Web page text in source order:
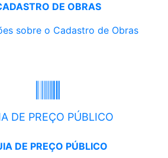
DE OBRAS
sobre o Cadastro de Obras
DE PREÇO PÚBLICO
DE PREÇO PÚBLICO